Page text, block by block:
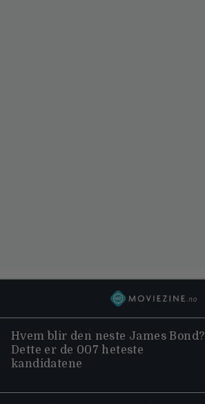
Hvem blir den neste James Bond?
Dette er de 007 heteste
kandidatene